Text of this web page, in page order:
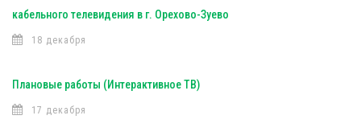
кабельного телевидения в г. Орехово-Зуево
18 декабря
Плановые работы (Интерактивное ТВ)
17 декабря